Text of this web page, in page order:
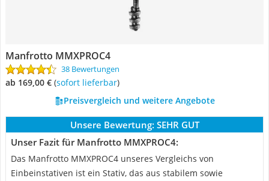
Manfrotto MMXPROC4
38 Bewertungen
ab 169,00 € ( Sofort lieferbar)
Preisvergleich und weitere Angebote
Unsere Bewertung: SEHR GUT
Unser Fazit für Manfrotto MMXPROC4:
Das Manfrotto MMXPROC4 unseres Vergleichs von
Einbeinstativen ist ein Stativ, das aus stabilem sowie